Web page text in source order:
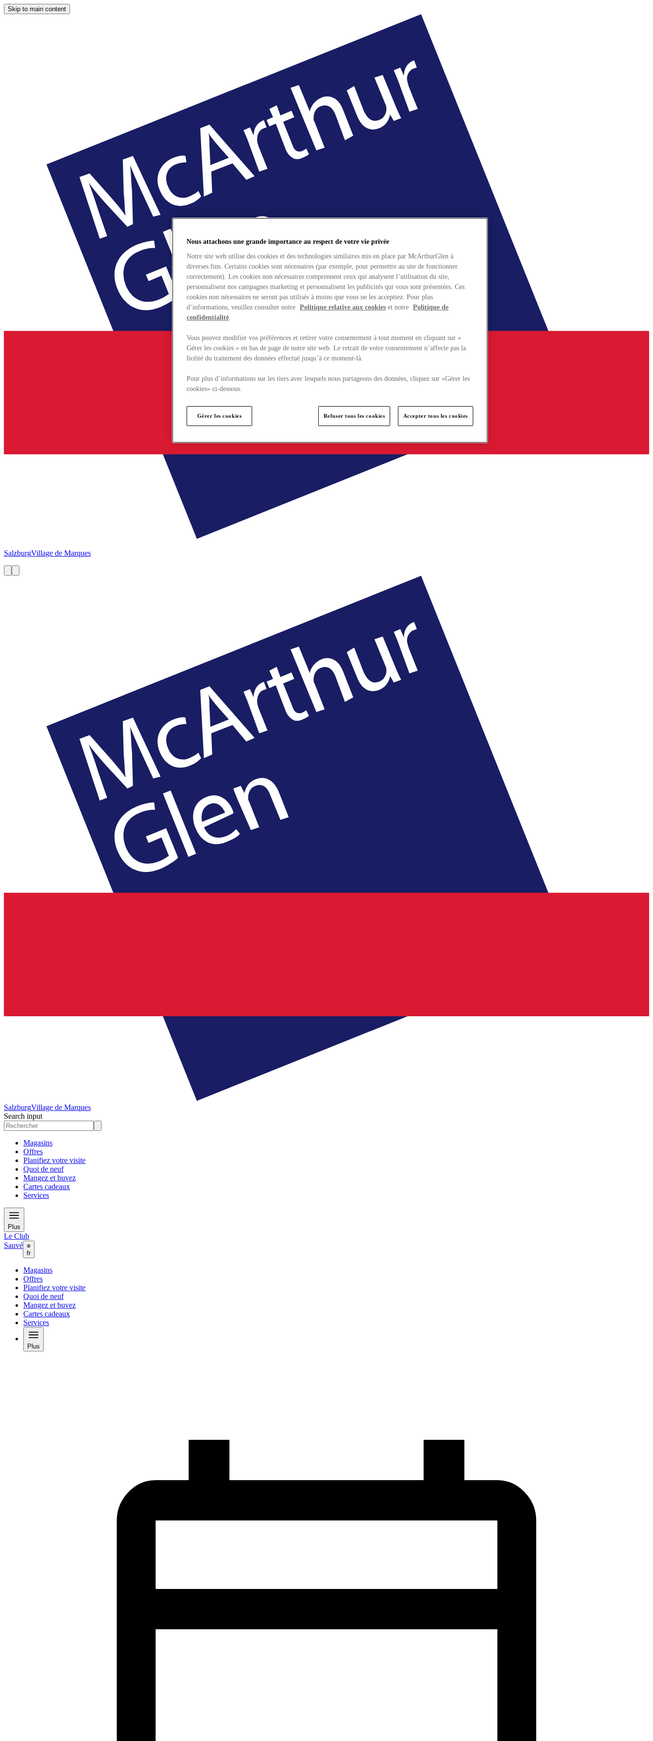
Skip to main content
SalzburgVillage de Marques
SalzburgVillage de Marques
Search input
Magasins
Offres
Planifiez votre visite
Quoi de neuf
Mangez et buvez
Cartes cadeaux
Services
Plus
Le Club
Sauvé
fr
Magasins
Offres
Planifiez votre visite
Quoi de neuf
Mangez et buvez
Cartes cadeaux
Services
Plus
Nous attachons une grande importance au respect de votre vie privée
Notre site web utilise des cookies et des technologies similaires mis en place par McArthurGlen à
diverses fins. Certains cookies sont nécessaires (par exemple, pour permettre au site de fonctionner
correctement). Les cookies non nécessaires comprennent ceux qui analysent l’utilisation du site,
personnalisent nos campagnes marketing et personnalisent les publicités qui vous sont présentées. Ces
cookies non nécessaires ne seront pas utilisés à moins que vous ne les acceptiez. Pour plus
d’informations, veuillez consulter notre Politique relative aux cookies et notre Politique de
confidentialité.
Vous pouvez modifier vos préférences et retirer votre consentement à tout moment en cliquant sur «
Gérer les cookies » en bas de page de notre site web. Le retrait de votre consentement n’affecte pas la
licéité du traitement des données effectué jusqu’à ce moment-là.
Pour plus d’informations sur les tiers avec lesquels nous partageons des données, cliquez sur «Gérer les
cookies» ci-dessous.
Gérer les cookies Refuser tous les cookies Accepter tous les cookies